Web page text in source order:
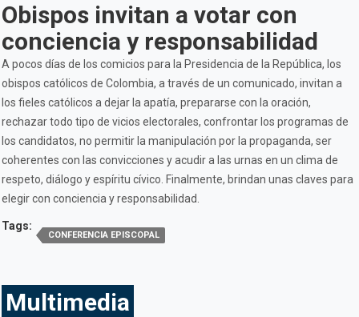
Obispos invitan a votar con
conciencia y responsabilidad
A pocos días de los comicios para la Presidencia de la República, los
obispos católicos de Colombia, a través de un comunicado, invitan a
los fieles católicos a dejar la apatía, prepararse con la oración,
rechazar todo tipo de vicios electorales, confrontar los programas de
los candidatos, no permitir la manipulación por la propaganda, ser
coherentes con las convicciones y acudir a las urnas en un clima de
respeto, diálogo y espíritu cívico. Finalmente, brindan unas claves para
elegir con conciencia y responsabilidad.
Tags:
CONFERENCIA EPISCOPAL
Multimedia